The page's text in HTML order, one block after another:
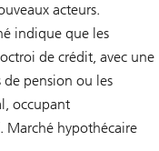
acteurs.
indique que les
de crédit, avec une
de pension ou les
occupant
Marché hypothécaire